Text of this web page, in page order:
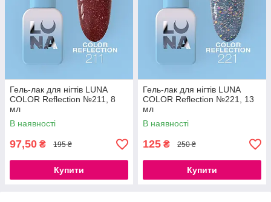
Гель-лак для нігтів LUNA
COLOR Reflection №211, 8
мл
В наявності
97,50 ₴ 195 ₴
Купити
Гель-лак для нігтів LUNA
COLOR Reflection №221, 13
мл
В наявності
125 ₴ 250 ₴
Купити